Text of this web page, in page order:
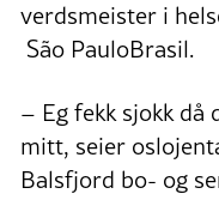
verdsmeister i
São PauloBrasil.
– Eg fekk sjokk då
mitt, seier
Balsfjord bo- og